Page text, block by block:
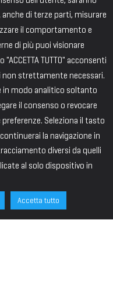
di terze parti, misurare
il comportamento e
di più puoi visionare
"ACCETTA TUTTO" acconsenti
strettamente necessari.
in modo analitico soltanto
il consenso o revocare
Seleziona il tasto
continuerai la navigazione in
diversi da quelli
al solo dispositivo in
Accetta tutto